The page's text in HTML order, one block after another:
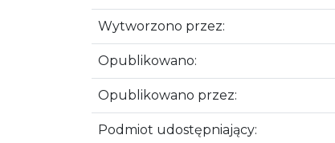
Wytworzono przez:
Opublikowano:
Opublikowano przez:
Podmiot udostępniający: